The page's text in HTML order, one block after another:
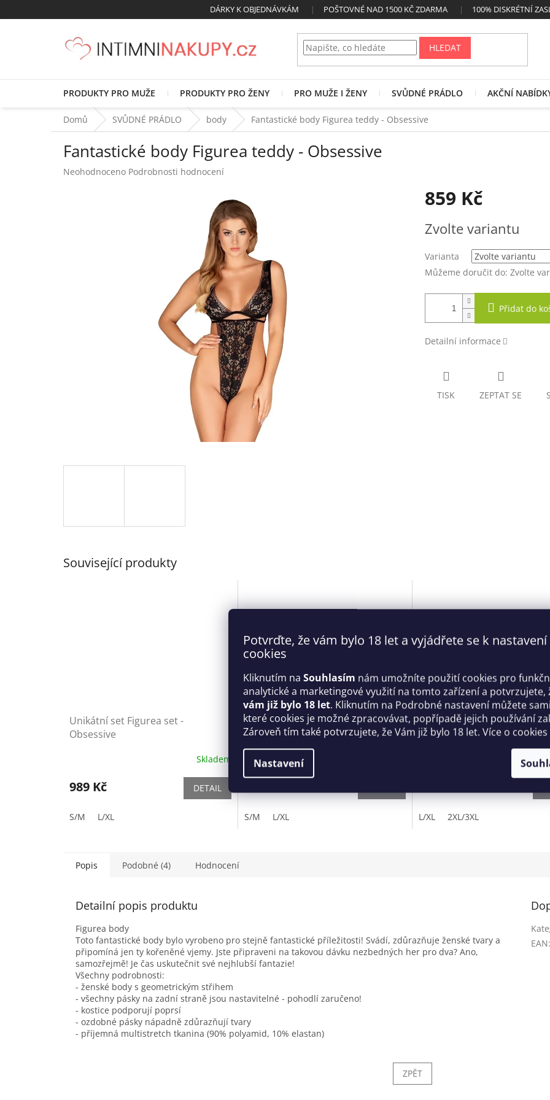
Potvrďte, že vám bylo 18 let a vyjádřete se k nastavení
cookies
Kliknutím na Souhlasím nám umožníte použití cookies pro
analytické a marketingové využití na tomto zařízení a potvrzujete,
vám již bylo 18 let. Kliknutím na Podrobné nastavení můžete
které cookies je možné zpracovávat, popřípadě jejich používání
Zároveň tím také potvrzujete, že Vám již bylo 18 let. Více o cookies
Nastavení
na
DÁRKY K OBJEDNÁVKÁM POŠTOVNÉ NAD 1500 KČ ZDARMA 100% DISKRÉTNÍ
HLEDAT
PRODUKTY PRO MUŽE PRODUKTY PRO ŽENY PRO MUŽE I ŽENY SVŮDNÉ PRÁDLO AKČNÍ
Domů SVŮDNÉ PRÁDLO body Fantastické body Figurea teddy - Obsessive
Fantastické body Figurea teddy - Obsessive
Průměrné
Neohodnoceno Podrobnosti hodnocení
859 Kč
cena:
Zvolte variantu
Varianta
Můžeme doručit do: Zvolte
Přidat do
Detailní informace
TISK ZEPTAT SE
Související produkty
Unikátní set Figurea set -
Obsessive
Skladem
989 Kč DETAIL
S/M L/XL
Dámské sexy body Keira Lise teddy
černé - Obsessive
S/M L/XL
Dámské sexy body Soranna
černozlaté - Obsessive
L/XL 2XL/3XL
Popis Podobné (4) Hodnocení
Detailní popis produktu
Figurea body
Toto fantastické body bylo vyrobeno pro stejně fantastické příležitosti! Svádí, zdůrazňuje ženské tvary a
připomíná jen ty kořeněné vjemy. Jste připraveni na takovou dávku nezbedných her pro dva? Ano,
samozřejmě! Je čas uskutečnit své nejhlubší fantazie!
Všechny podrobnosti:
- ženské body s geometrickým střihem
- všechny pásky na zadní straně jsou nastavitelné - pohodlí zaručeno!
- kostice podporují poprsí
- ozdobné pásky nápadně zdůrazňují tvary
- příjemná multistretch tkanina (90% polyamid, 10% elastan)
EAN:
ZPĚT